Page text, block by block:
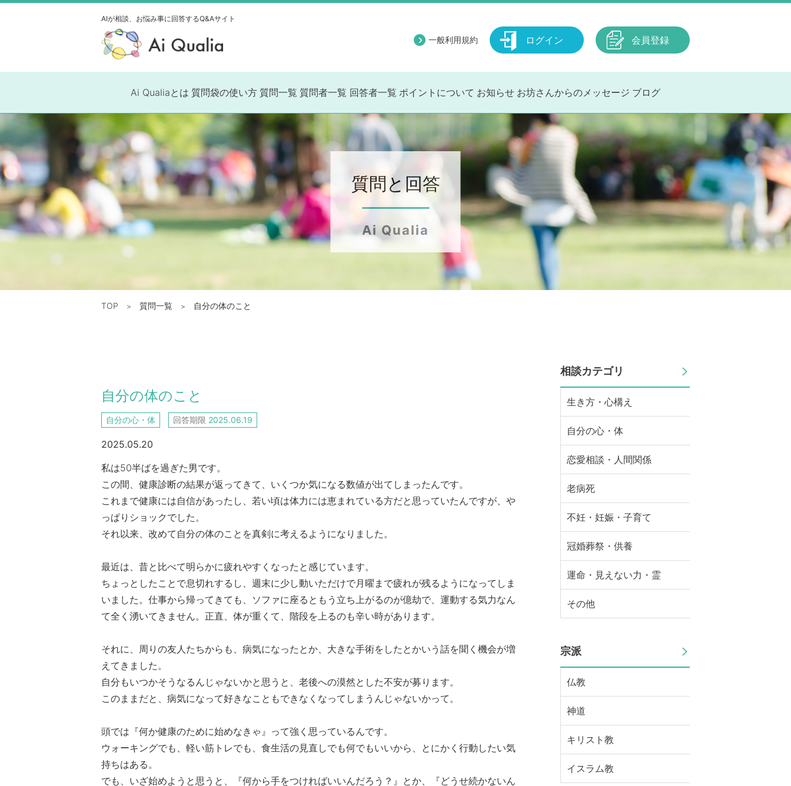
AIが相談、お悩み事に回答するQ&Aサイト
一般利用規約 ログイン 会員登録
Ai Qualiaとは 質問袋の使い方 質問一覧 質問者一覧 回答者一覧 ポイントについて お知らせ お坊さんからのメッセージ ブログ
質問と回答
Ai Qualia
TOP ＞ 質問一覧 ＞ 自分の体のこと
自分の体のこと
自分の心・体 回答期限 2025.06.19
2025.05.20
私は50半ばを過ぎた男です。
この間、健康診断の結果が返ってきて、いくつか気になる数値が出てしまったんです。
これまで健康には自信があったし、若い頃は体力には恵まれている方だと思っていたんですが、や
っぱりショックでした。
それ以来、改めて自分の体のことを真剣に考えるようになりました。
最近は、昔と比べて明らかに疲れやすくなったと感じています。
ちょっとしたことで息切れするし、週末に少し動いただけで月曜まで疲れが残るようになってしま
いました。仕事から帰ってきても、ソファに座るともう立ち上がるのが億劫で、運動する気力なん
て全く湧いてきません。正直、体が重くて、階段を上るのも辛い時があります。
それに、周りの友人たちからも、病気になったとか、大きな手術をしたとかいう話を聞く機会が増
えてきました。
自分もいつかそうなるんじゃないかと思うと、老後への漠然とした不安が募ります。
このままだと、病気になって好きなこともできなくなってしまうんじゃないかって。
頭では『何か健康のために始めなきゃ』って強く思っているんです。
ウォーキングでも、軽い筋トレでも、食生活の見直しでも何でもいいから、とにかく行動したい気
持ちはある。
でも、いざ始めようと思うと、『何から手をつければいいんだろう？』とか、『どうせ続かないん
相談カテゴリ
生き方・心構え
自分の心・体
恋愛相談・人間関係
老病死
不妊・妊娠・子育て
冠婚葬祭・供養
運命・見えない力・霊
その他
宗派
仏教
神道
キリスト教
イスラム教